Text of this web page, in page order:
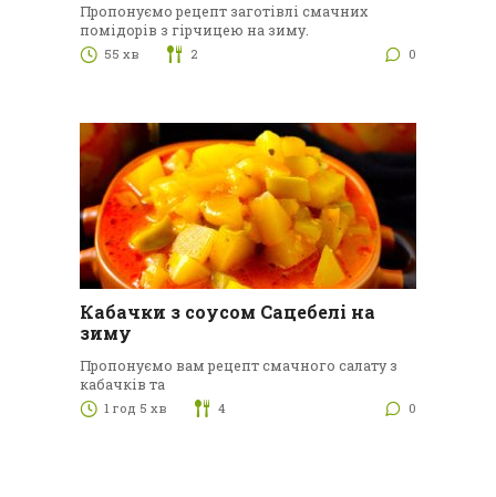
Пропонуємо рецепт заготівлі смачних
помідорів з гірчицею на зиму.
55 хв 2 0
Кабачки з соусом Сацебелі на
зиму
Пропонуємо вам рецепт смачного салату з
кабачків та
1 год 5 хв 4 0